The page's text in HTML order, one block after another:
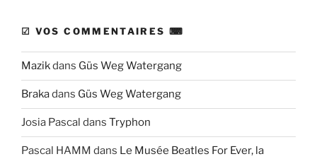
☑ VOS COMMENTAIRES ⌨
Mazikdans Güs Weg Watergang
Brakadans Güs Weg Watergang
Josia Pascal dans Tryphon
Pascal HAMM dans Le Musée Beatles For Ever, la